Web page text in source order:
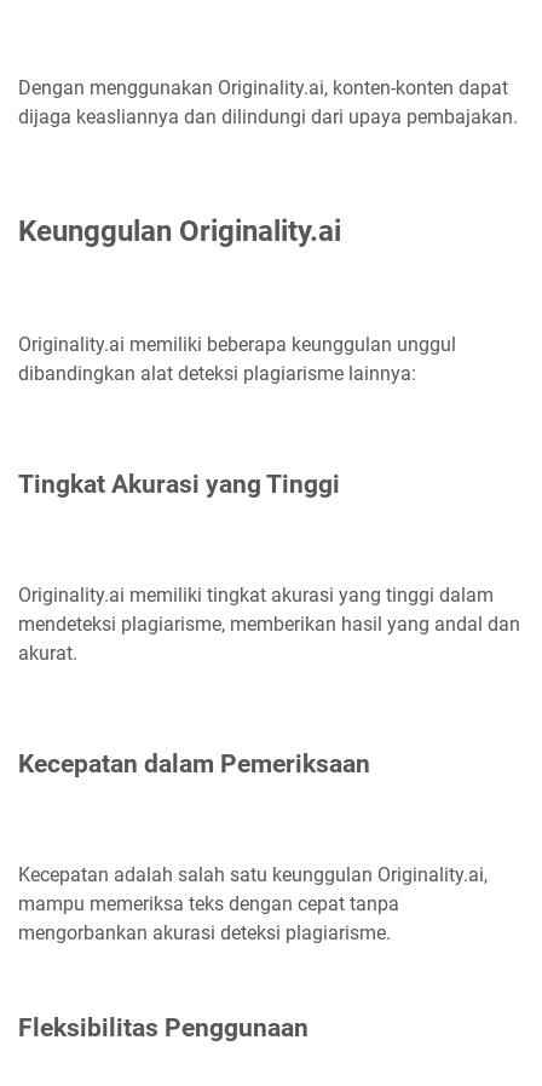
Dengan menggunakan Originality.ai, konten-konten dapat
dijaga keasliannya dan dilindungi dari upaya pembajakan.
Keunggulan Originality.ai
Originality.ai memiliki beberapa keunggulan unggul
dibandingkan alat deteksi plagiarisme lainnya:
Tingkat Akurasi yang Tinggi
Originality.ai memiliki tingkat akurasi yang tinggi dalam
mendeteksi plagiarisme, memberikan hasil yang andal dan
akurat.
Kecepatan dalam Pemeriksaan
Kecepatan adalah salah satu keunggulan Originality.ai,
mampu memeriksa teks dengan cepat tanpa
mengorbankan akurasi deteksi plagiarisme.
Fleksibilitas Penggunaan